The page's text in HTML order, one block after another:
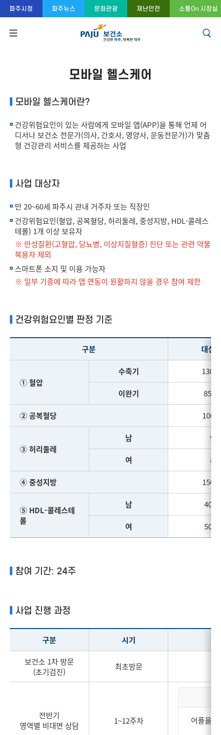
콘텐츠 바로가기
주메뉴 바로가기
푸터 바로가기
파주시청 파주뉴스 문화관광 재난안전 소통On 시장실
모바일 헬스케어
모바일 헬스케어란?
건강위험요인이 있는 사람에게 모바일 앱(APP)을 통해 언제 어
디서나 보건소 전문가(의사, 간호사, 영양사, 운동전문가)가 맞춤
형 건강관리 서비스를 제공하는 사업
사업 대상자
만 20~60세 파주시 관내 거주자 또는 직장인
건강위험요인(혈압, 공복혈당, 허리둘레, 중성지방, HDL-콜레스
테롤) 1개 이상 보유자
※ 만성질환(고혈압, 당뇨병, 이상지질혈증) 진단 또는 관련 약물
복용자 제외
스마트폰 소지 및 이용 가능자
※ 일부 기종에 따라 앱 연동이 원활하지 않을 경우 참여 제한
건강위험요인별 판정 기준
구분 대상
① 혈압
수축기
이완기
② 공복혈당
③ 허리둘레
남
여
④ 중성지방
⑤ HDL-콜레스테
롤
남
여
참여 기간: 24주
사업 진행 과정
구분 시기
보건소 1차 방문
(초기검진)
최초방문
전반기
영역별 비대면 상담
1~12주차
어플을